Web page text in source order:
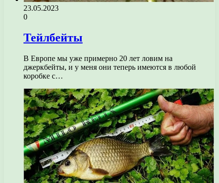
23.05.2023
0
Тейлбейты
В Европе мы уже примерно 20 лет ловим на
джеркбейты, и у меня они теперь имеются в любой
коробке с…